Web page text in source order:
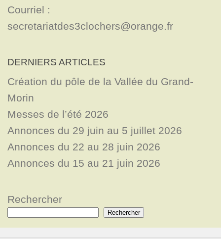
Courriel :
secretariatdes3clochers@orange.fr
DERNIERS ARTICLES
Création du pôle de la Vallée du Grand-
Morin
Messes de l’été 2026
Annonces du 29 juin au 5 juillet 2026
Annonces du 22 au 28 juin 2026
Annonces du 15 au 21 juin 2026
Rechercher
Rechercher